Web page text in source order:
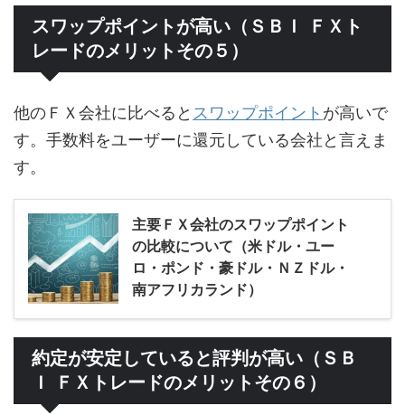
スワップポイントが高い（ＳＢＩ ＦＸト
レードのメリットその５）
他のＦＸ会社に比べると スワップポイント が高いで
す。手数料をユーザーに還元している会社と言えま
す。
主要ＦＸ会社のスワップポイント
の比較について（米ドル・ユー
ロ・ポンド・豪ドル・ＮＺドル・
南アフリカランド）
約定が安定していると評判が高い（ＳＢ
Ｉ ＦＸトレードのメリットその６）